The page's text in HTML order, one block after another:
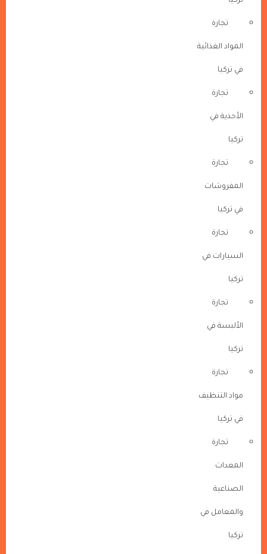
تجارة
المواد الغذائية
في تركيا
تجارة
الأحذية في
تركيا
تجارة
المفروشات
في تركيا
تجارة
السيارات في
تركيا
تجارة
الألبسة في
تركيا
تجارة
مواد التنظيف
في تركيا
تجارة
المعدات
الصناعية
والمعامل في
تركيا